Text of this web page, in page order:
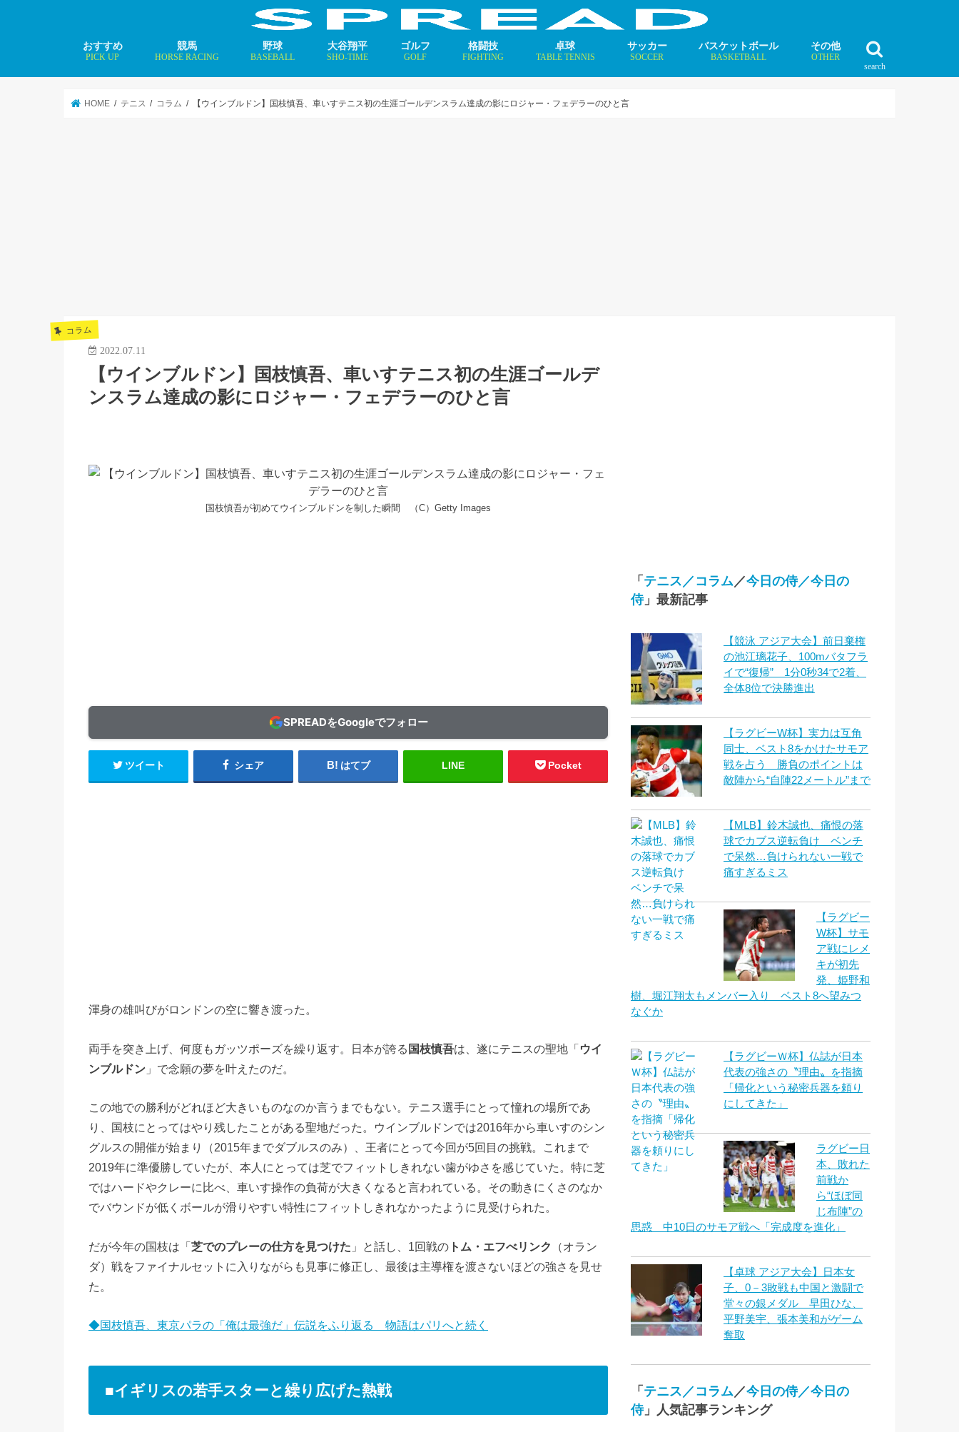
search
おすすめ
PICK UP
競馬
HORSE RACING
野球
BASEBALL
大谷翔平
SHO-TIME
ゴルフ
GOLF
格闘技
FIGHTING
卓球
TABLE TENNIS
サッカー
SOCCER
バスケットボール
BASKETBALL
その他
OTHER
HOME テニス コラム 【ウインブルドン】国枝慎吾、車いすテニス初の生涯ゴールデンスラム達成の影にロジャー・フェデラーのひと言
コラム
2022.07.11
【ウインブルドン】国枝慎吾、車いすテニス初の生涯ゴールデ
ンスラム達成の影にロジャー・フェデラーのひと言
国枝慎吾が初めてウインブルドンを制した瞬間 （C）Getty Images
SPREADをGoogleでフォロー
ツイート シェア はてブ LINE Pocket
渾身の雄叫びがロンドンの空に響き渡った。
両手を突き上げ、何度もガッツポーズを繰り返す。日本が誇る 国枝慎吾は、遂にテニスの聖地「ウイ
ンブルドン 」で念願の夢を叶えたのだ。
この地での勝利がどれほど大きいものなのか言うまでもない。テニス選手にとって憧れの場所であ
り、国枝にとってはやり残したことがある聖地だった。ウインブルドンでは2016年から車いすのシン
グルスの開催が始まり（2015年までダブルスのみ）、王者にとって今回が5回目の挑戦。これまで
2019年に準優勝していたが、本人にとっては芝でフィットしきれない歯がゆさを感じていた。特に芝
ではハードやクレーに比べ、車いす操作の負荷が大きくなると言われている。その動きにくさのなか
でバウンドが低くボールが滑りやすい特性にフィットしきれなかったように見受けられた。
だが今年の国枝は「芝でのプレーの仕方を見つけた 」と話し、1回戦の トム・エフべリンク
（オラン
ダ）戦をファイナルセットに入りながらも見事に修正し、最後は主導権を渡さないほどの強さを見せ
た。
◆国枝慎吾、東京パラの「俺は最強だ」伝説をふり返る 物語はパリへと続く
■イギリスの若手スターと繰り広げた熱戦
「 テニス／コラム／今日の侍／今日の
侍」最新記事
【競泳 アジア大会】前日棄権
の池江璃花子、100mバタフラ
イで“復帰” 1分0秒34で2着、
全体8位で決勝進出
【ラグビーW杯】実力は互角
同士、ベスト8をかけたサモア
戦を占う 勝負のポイントは
敵陣から“自陣22メートル”まで
【MLB】鈴木誠也、痛恨の落
球でカブス逆転負け ベンチ
で呆然…負けられない一戦で
痛すぎるミス
【ラグビー
W杯】サモ
ア戦にレメ
キが初先
発、姫野和
樹、堀江翔太もメンバー入り ベスト8へ望みつ
なぐか
【ラグビーＷ杯】仏誌が日本
代表の強さの〝理由〟を指摘
「帰化という秘密兵器を頼り
にしてきた」
ラグビー日
本、敗れた
前戦か
ら“ほぼ同
じ布陣”の
思惑 中10日のサモア戦へ「完成度を進化」
【卓球 アジア大会】日本女
子、0－3敗戦も中国と激闘で
堂々の銀メダル 早田ひな、
平野美宇、張本美和がゲーム
奪取
「 テニス／コラム ／今日の侍／今日の
侍」人気記事ランキング